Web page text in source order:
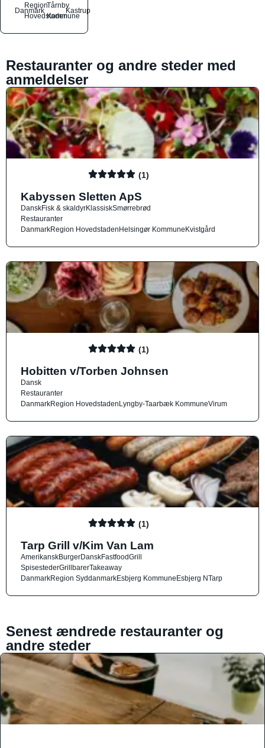
Danmark
Region
Hovedstaden
Tårnby
Kommune
Kastrup
Restauranter og andre steder med
anmeldelser
(1)
Kabyssen Sletten ApS
DanskFisk & skaldyrKlassiskSmørrebrød
Restauranter
DanmarkRegion HovedstadenHelsingør KommuneKvistgård
(1)
Hobitten v/Torben Johnsen
Dansk
Restauranter
DanmarkRegion HovedstadenLyngby-Taarbæk KommuneVirum
(1)
Tarp Grill v/Kim Van Lam
AmerikanskBurgerDanskFastfoodGrill
SpisestederGrillbarerTakeaway
DanmarkRegion SyddanmarkEsbjerg KommuneEsbjerg NTarp
Senest ændrede restauranter og
andre steder